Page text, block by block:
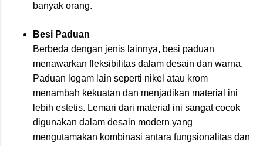
banyak orang.
Besi Paduan
Berbeda dengan jenis lainnya, besi paduan
menawarkan fleksibilitas dalam desain dan warna.
Paduan logam lain seperti nikel atau krom
menambah kekuatan dan menjadikan material ini
lebih estetis. Lemari dari material ini sangat cocok
digunakan dalam desain modern yang
mengutamakan kombinasi antara fungsionalitas dan